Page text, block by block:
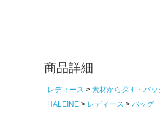
商品詳細
レディース 素材から探す・バッ
HALEINE
レディース
バッグ